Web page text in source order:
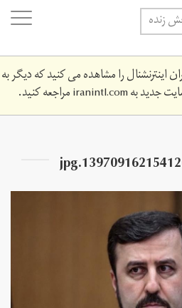
زنده
را مشاهده می کنید که دیگر به
جدید بهiranintl.comمراجعه کنید.